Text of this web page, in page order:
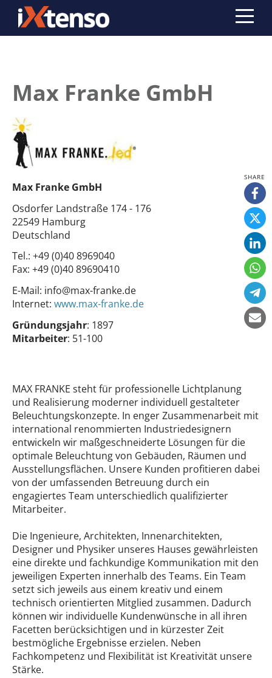
Max Franke GmbH
Max Franke GmbH
Osdorfer Landstraße 174 - 176
22549 Hamburg
Deutschland
Tel.: +49 (0)40 8969040
Fax: +49 (0)40 89690410
E-Mail: info@max-franke.de
Internet: www.max-franke.de
Gründungsjahr: 1897
Mitarbeiter: 51-100
MAX FRANKE steht für professionelle Lichtplanung
und Realisierung moderner individuell gestalteter
Beleuchtungskonzepte. In enger Zusammenarbeit mit
international renommierten Industriedesignern
entwickeln wir maßgeschneiderte Lösungen für die
optimale Beleuchtung von Gebäuden, Räumen und
Ausstellungsflächen. Unsere Kunden profitieren dabei
von der umfassenden Betreuung durch ein
engagiertes Team unterschiedlich qualifizierter
Mitarbeiter.
Die Ingenieure, Architekten, Innenarchitekten,
Designer und Physiker unseres Hauses gewährleisten
eine direkte und fachkundige Kommunikation mit den
jeweiligen Experten innerhalb des Teams. Ein Team
setzt sich jeweils aus einem kreativ und einem
technisch orientierten Mitglied zusammen. Dadurch
können wir individuelle Kundenwünsche in all ihren
Facetten berücksichtigen und in kürzester Zeit
bestmögliche Ergebnisse erzielen. Neben
Fachkompetenz und Flexibilität ist Kreativität unsere
Stärke.